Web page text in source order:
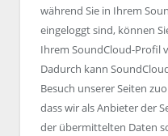
während Sie in Ihrem
eingeloggt sind, können
Ihrem SoundCloud-Profil
Dadurch kann
Besuch unserer Seiten
dass wir als Anbieter der
der übermittelten Daten